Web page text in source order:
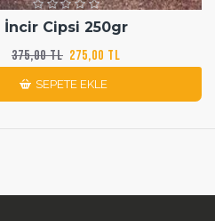
İncir Cipsi 250gr
275,00 TL
375,00 TL
SEPETE EKLE